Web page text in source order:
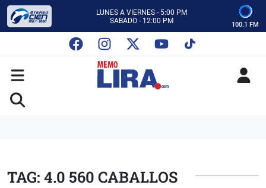
LUNES A VIERNES - 5:00 PM
SABADO - 12:00 PM
CON MEMO LIRA Y SU EQUIPO
LUNES A VIERNES - 5:00 PM
SABADO - 12:00 PM
100.1 FM
TAG: 4.0 560 CABALLOS